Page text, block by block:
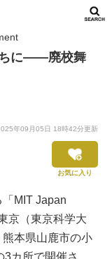
ちに——廃校舞
年09月05日 18時42分更新
お気に入り
MIT Japan
京（東京科学大
本県山鹿市の小
3カ所で開催さ